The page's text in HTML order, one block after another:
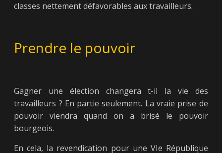
classes nettement défavorables aux travailleurs.
Prendre le pouvoir
Gagner une élection changera t-il la vie des
travailleurs ? En partie seulement. La vraie prise de
pouvoir viendra quand on a brisé le pouvoir
bourgeois.
En cela, la revendication pour une VIe République